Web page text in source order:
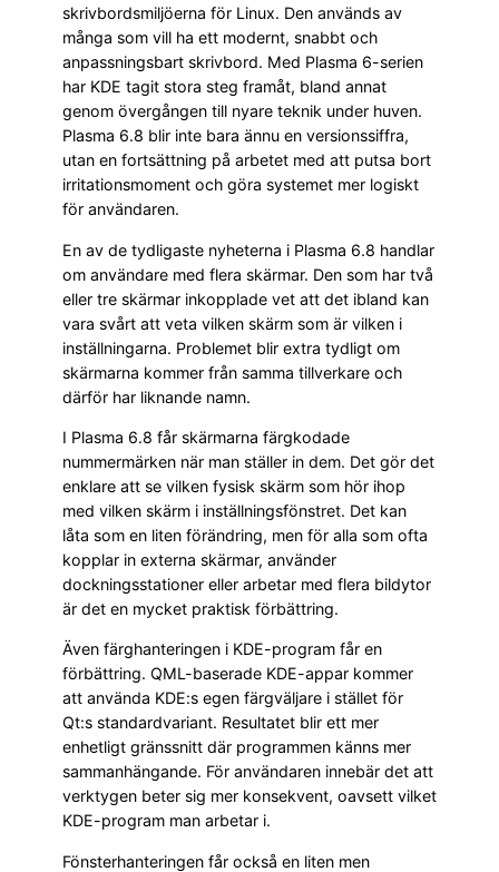
skrivbordsmiljöerna för Linux. Den används av
många som vill ha ett modernt, snabbt och
anpassningsbart skrivbord. Med Plasma 6-serien
har KDE tagit stora steg framåt, bland annat
genom övergången till nyare teknik under huven.
Plasma 6.8 blir inte bara ännu en versionssiffra,
utan en fortsättning på arbetet med att putsa bort
irritationsmoment och göra systemet mer logiskt
för användaren.
En av de tydligaste nyheterna i Plasma 6.8 handlar
om användare med flera skärmar. Den som har två
eller tre skärmar inkopplade vet att det ibland kan
vara svårt att veta vilken skärm som är vilken i
inställningarna. Problemet blir extra tydligt om
skärmarna kommer från samma tillverkare och
därför har liknande namn.
I Plasma 6.8 får skärmarna färgkodade
nummermärken när man ställer in dem. Det gör det
enklare att se vilken fysisk skärm som hör ihop
med vilken skärm i inställningsfönstret. Det kan
låta som en liten förändring, men för alla som ofta
kopplar in externa skärmar, använder
dockningsstationer eller arbetar med flera bildytor
är det en mycket praktisk förbättring.
Även färghanteringen i KDE-program får en
förbättring. QML-baserade KDE-appar kommer
att använda KDE:s egen färgväljare i stället för
Qt:s standardvariant. Resultatet blir ett mer
enhetligt gränssnitt där programmen känns mer
sammanhängande. För användaren innebär det att
verktygen beter sig mer konsekvent, oavsett vilket
KDE-program man arbetar i.
Fönsterhanteringen får också en liten men